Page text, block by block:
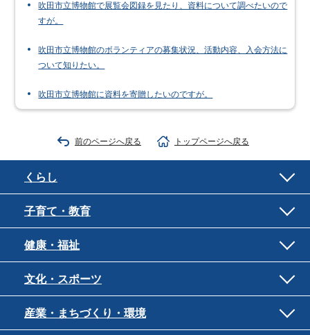
吹田市立博物館で展覧会図録を見たり、資料について調べたいので
すが。
吹田市立博物館のボランティアの募集状況、活動内容、入会方法に
ついて知りたい。
吹田市立博物館に資料を寄贈したいのですが。
前のページへ戻る トップページへ戻る
くらし
子育て・教育
健康・福祉
文化・スポーツ
産業・まちづくり・環境